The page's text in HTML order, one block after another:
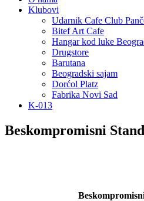
Klubovi
Udarnik Cafe Club
Bitef Art Cafe
Hangar kod luke
Drugstore
Barutana
Beogradski sajam
Dorćol Platz
Fabrika Novi Sad
K-013
Beskompromisni